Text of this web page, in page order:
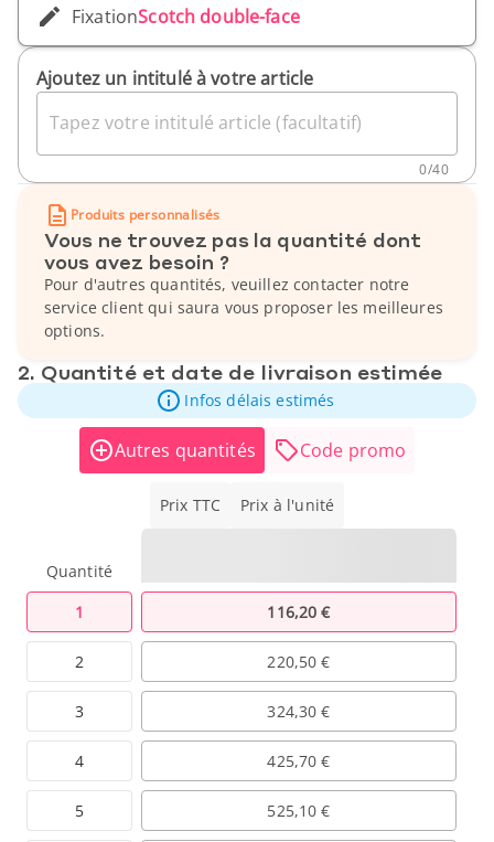
FixationScotch double-face
Ajoutez un intitulé à votre article
Tapez votre intitulé article (facultatif)
0/40
Produits personnalisés
Vous ne trouvez pas la quantité dont
vous avez besoin ?
Pour d'autres quantités, veuillez contacter notre
service client qui saura vous proposer les meilleures
options.
2. Quantité et date de livraison estimée
Infos délais estimés
Autres quantités Code promo
Prix TTC Prix à l'unité
Quantité
1
2
3
4
5
116,20 €
220,50 €
324,30 €
425,70 €
525,10 €